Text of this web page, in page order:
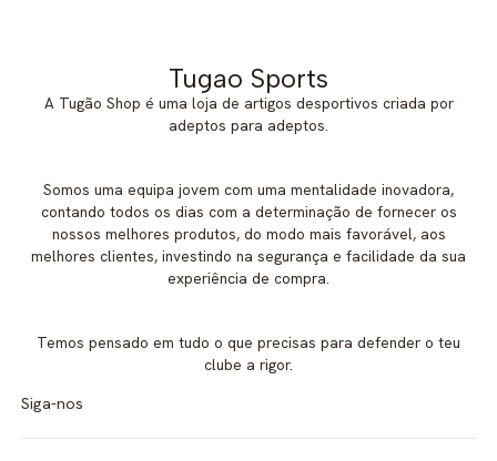
Tugao Sports
A Tugão Shop é uma loja de artigos desportivos criada por
adeptos para adeptos.
Somos uma equipa jovem com uma mentalidade inovadora,
contando todos os dias com a determinação de fornecer os
nossos melhores produtos, do modo mais favorável, aos
melhores clientes, investindo na segurança e facilidade da sua
experiência de compra.
Temos pensado em tudo o que precisas para defender o teu
clube a rigor.
Siga-nos